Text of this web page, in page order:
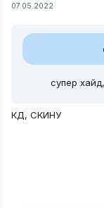
07.05.2022
супер
КД, СКИНУ